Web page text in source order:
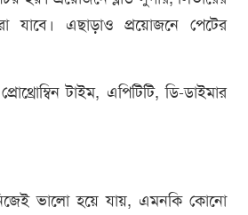
যাবে। এছাড়াও প্রয়োজনে পেটের
টাইম, এপিটিটি, ডি-ডাইমার
ভালো হয়ে যায়, এমনকি কোনো